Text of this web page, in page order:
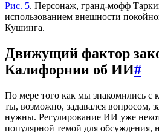
Рис. 5. Персонаж, гранд-мофф
использованием внешности
Кушинга.
Движущий фактор
Калифорнии об ИИ#
По мере того как мы знакомились с
ты, возможно, задавался вопросом,
нужны. Регулирование ИИ уже
популярной темой для обсуждения,